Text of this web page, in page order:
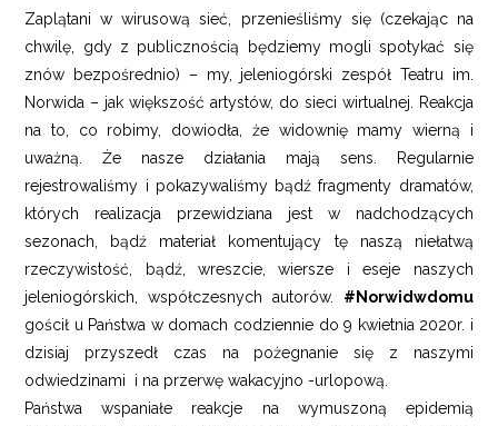
Zaplątani w wirusową sieć, przenieśliśmy się (czekając na
chwilę, gdy z publicznością będziemy mogli spotykać się
znów bezpośrednio) – my, jeleniogórski zespół Teatru im.
Norwida – jak większość artystów, do sieci wirtualnej. Reakcja
na to, co robimy, dowiodła, że widownię mamy wierną i
uważną. Że nasze działania mają sens. Regularnie
rejestrowaliśmy i pokazywaliśmy bądź fragmenty dramatów,
których realizacja przewidziana jest w nadchodzących
sezonach, bądź materiał komentujący tę naszą niełatwą
rzeczywistość, bądź, wreszcie, wiersze i eseje naszych
jeleniogórskich, współczesnych autorów. #Norwidwdomu
gościł u Państwa w domach codziennie do 9 kwietnia 2020r. i
dzisiaj przyszedł czas na pożegnanie się z naszymi
odwiedzinami i na przerwę wakacyjno -urlopową.
Państwa wspaniałe reakcje na wymuszoną epidemią